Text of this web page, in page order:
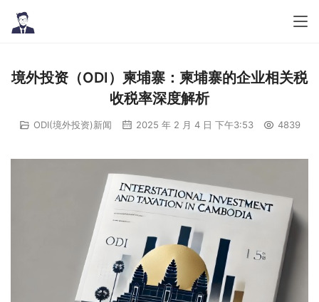
境外投资（ODI）柬埔寨：柬埔寨的企业相关税
收税率深度解析
ODI(境外投资)新闻 2025 年 2 月 4 日 下午3:53 4839